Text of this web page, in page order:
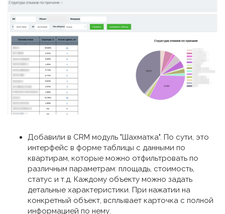
Добавили в CRM модуль "Шахматка". По сути, это
интерфейс в форме таблицы с данными по
квартирам, которые можно отфильтровать по
различным параметрам: площадь, стоимость,
статус и т.д. Каждому объекту можно задать
детальные характеристики. При нажатии на
конкретный объект, всплывает карточка с полной
информацией по нему.